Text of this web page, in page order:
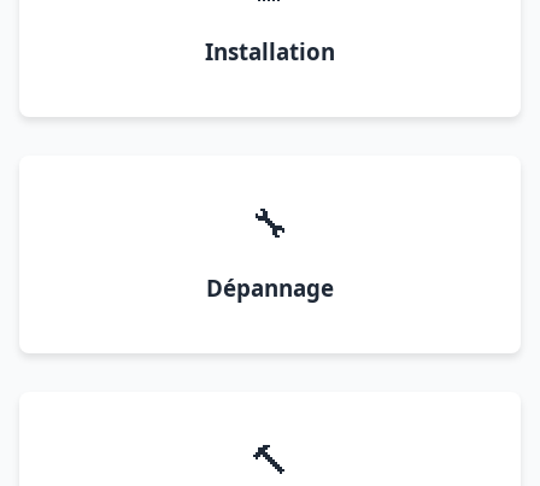
Installation
🔧
Dépannage
🔨